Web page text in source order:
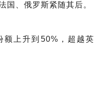
国、俄罗斯紧随其后。
额上升到50%，超越英